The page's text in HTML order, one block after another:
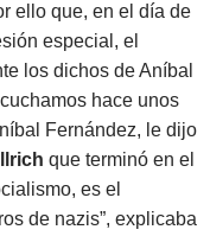
ello que, en el día de
especial, el
los dichos de Aníbal
hace unos
Fernández, le dijo
que terminó en el
es el
de nazis”, explicaba